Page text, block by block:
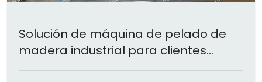
Solución de máquina de pelado de
madera industrial para clientes
chilenos